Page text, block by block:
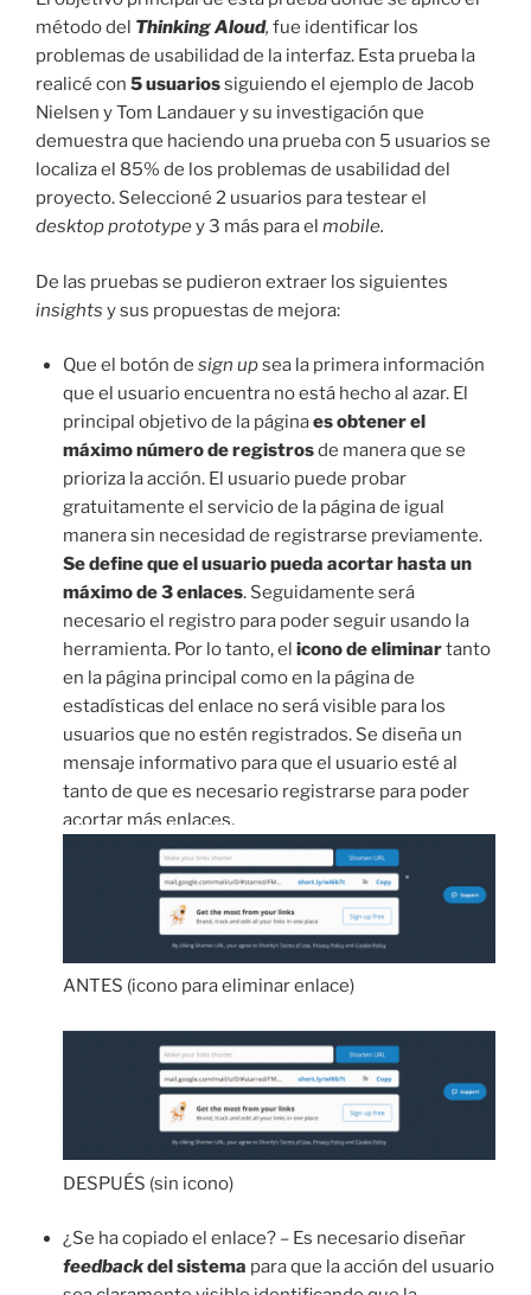
método del Thinking Aloud, fue identificar los
problemas de usabilidad de la interfaz. Esta prueba la
realicé con 5 usuariossiguiendo el ejemplo de Jacob
Nielsen y Tom Landauer y su investigación que
demuestra que haciendo una prueba con 5 usuarios se
localiza el 85% de los problemas de usabilidad del
proyecto. Seleccioné 2 usuarios para testear el
desktop prototypey 3 más para el mobile.
De las pruebas se pudieron extraer los siguientes
insights y sus propuestas de mejora:
Que el botón de sign upsea la primera información
que el usuario encuentra no está hecho al azar. El
principal objetivo de la páginaes obtener el
máximo número de registrosde manera que se
prioriza la acción. El usuario puede probar
gratuitamente el servicio de la página de igual
manera sin necesidad de registrarse previamente.
Se define que el usuario pueda acortar hasta un
máximo de 3 enlaces. Seguidamente será
necesario el registro para poder seguir usando la
herramienta. Por lo tanto, el icono de eliminartanto
en la página principal como en la página de
estadísticas del enlace no será visible para los
usuarios que no estén registrados. Se diseña un
mensaje informativo para que el usuario esté al
tanto de que es necesario registrarse para poder
acortar más enlaces.
ANTES (icono para eliminar enlace)
DESPUÉS (sin icono)
¿Se ha copiado el enlace? – Es necesario diseñar
feedbackdel sistema para que la acción del usuario